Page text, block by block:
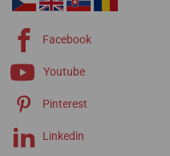
Facebook
Youtube
Pinterest
Linkedin